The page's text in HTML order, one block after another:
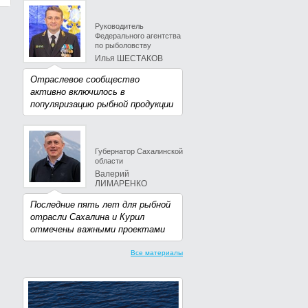
Руководитель
Федерального агентства
по рыболовству
Илья ШЕСТАКОВ
Отраслевое сообщество
активно включилось в
популяризацию рыбной продукции
Губернатор Сахалинской
области
Валерий
ЛИМАРЕНКО
Последние пять лет для рыбной
отрасли Сахалина и Курил
отмечены важными проектами
Все материалы